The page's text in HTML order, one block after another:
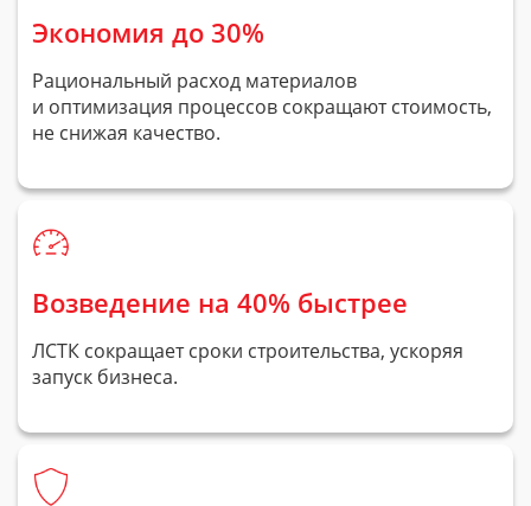
Экономия до 30%
Рациональный расход материалов
и оптимизация процессов сокращают стоимость,
не снижая качество.
Возведение на 40% быстрее
ЛСТК сокращает сроки строительства, ускоряя
запуск бизнеса.